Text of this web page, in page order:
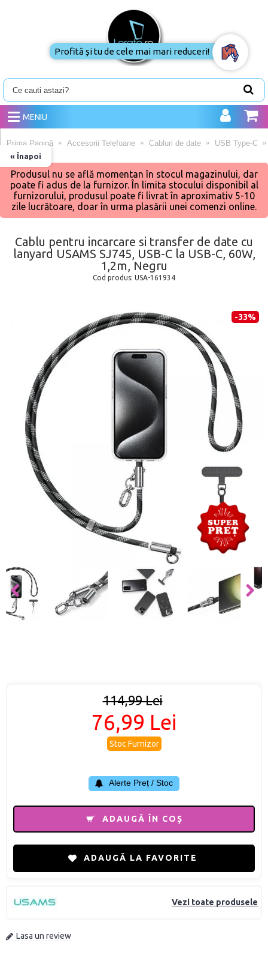
MENIU
« Înapoi
Prima Pagină Accesorii Telefoane Cabluri de date USB Type-C
Produsul nu se află momentan în stocul magazinului, dar
poate fi adus de la furnizor. În limita stocului disponibil al
furnizorului, produsul poate fi livrat în aproximativ 5-10
zile lucrătoare, doar în urma plasării unei comenzi online.
Cablu pentru incarcare si transfer de date cu
lanyard USAMS SJ745, USB-C la USB-C, 60W,
1,2m, Negru
Cod produs: USA-161934
-33%
Vezi toate produsele
Lasa un review
114,99 Lei
76,99 Lei
Stoc Furnizor
Alerte Preț / Stoc
ADAUGĂ ÎN COŞ
ADAUGĂ LA FAVORITE
Profită și tu de cele mai mari reduceri!